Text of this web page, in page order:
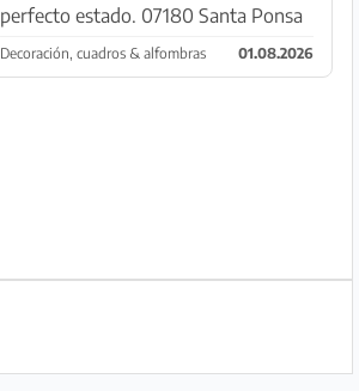
perfecto estado. 07180 Santa Ponsa
Decoración, cuadros & alfombras 01.08.2026